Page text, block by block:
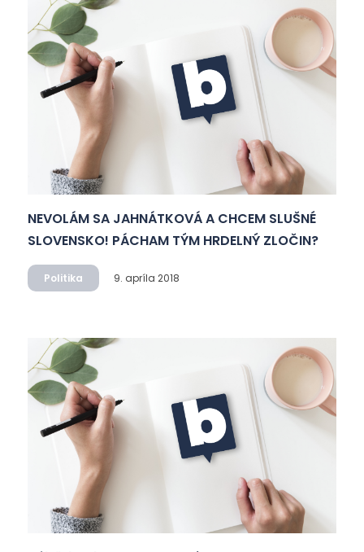
NEVOLÁM SA JAHNÁTKOVÁ A CHCEM SLUŠNÉ
SLOVENSKO! PÁCHAM TÝM HRDELNÝ ZLOČIN?
Politika 9. apríla 2018